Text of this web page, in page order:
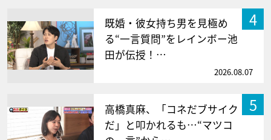
4
既婚・彼女持ち男を見極め
る“一言質問”をレインボー池
田が伝授！…
2026.08.07
5
高橋真麻、「コネだブサイク
だ」と叩かれるも…“マツコ